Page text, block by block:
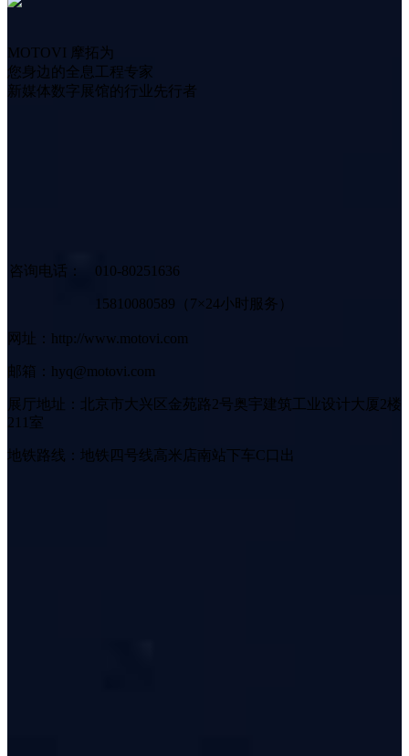
MOTOVI 摩拓为
您身边的全息工程专家
新媒体数字展馆的行业先行者
咨询电话： 010-80251636
15810080589（7×24小时服务）
网址：http://www.motovi.com
邮箱：hyq@motovi.com
展厅地址：北京市大兴区金苑路2号奥宇建筑工业设计大厦2楼
211室
地铁路线：地铁四号线高米店南站下车C口出